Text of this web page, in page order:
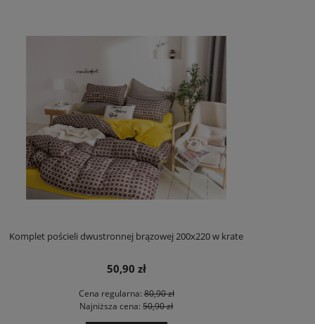
Komplet pościeli dwustronnej brązowej 200x220 w krate
50,90 zł
Cena regularna:80,90 zł
Najniższa cena: 50,90 zł